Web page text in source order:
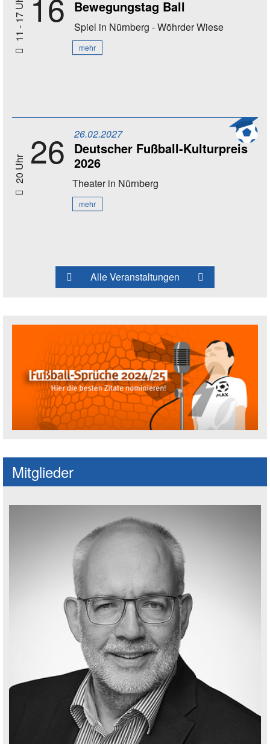
11 - 17 Uhr Bewegungstag Ball
Spiel in Nürnberg - Wöhrder Wiese
mehr
20 Uhr 26 26.02.2027
Deutscher Fußball-Kulturpreis
2026
Theaterin Nürnberg
mehr
Alle Veranstaltungen
Mitglieder